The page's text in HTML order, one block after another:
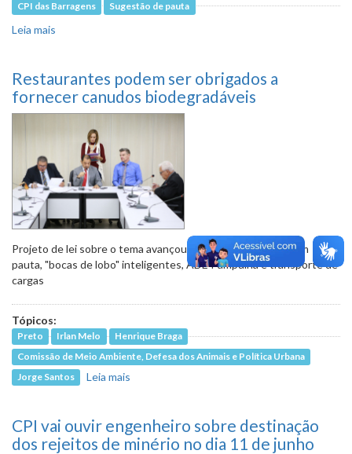
CPI das Barragens Sugestão de pauta
Leia mais
Restaurantes podem ser obrigados a
fornecer canudos biodegradáveis
Projeto de lei sobre o tema avançou em 2º turno; também em
pauta, "bocas de lobo" inteligentes, ADE Pampulha e transporte de
cargas
Tópicos:
Preto Irlan Melo
Henrique Braga
Comissão de Meio Ambiente, Defesa dos Animais e Política Urbana
Jorge Santos
Leia mais
CPI vai ouvir engenheiro sobre destinação
dos rejeitos de minério no dia 11 de junho